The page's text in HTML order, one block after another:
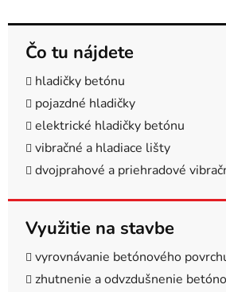
Čo tu nájdete
hladičky betónu
pojazdné hladičky
elektrické hladičky betónu
vibračné a hladiace lišty
dvojprahové a priehradové
Využitie na stavbe
vyrovnávanie betónového
zhutnenie a odvzdušnenie